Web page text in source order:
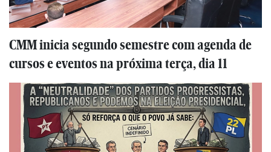
CMM inicia segundo semestre com agenda de
cursos e eventos na próxima terça, dia 11